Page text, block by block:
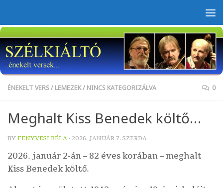
ÉNEKELT VERS/ LEMEZEK/ NINCS KATEGORIZÁLVA 0
Meghalt Kiss Benedek költő…
BY FENYVESI BÉLA · 2026. JANUÁR 7. SZERDA
2026. január 2-án – 82 éves korában – meghalt
Kiss Benedek költő.